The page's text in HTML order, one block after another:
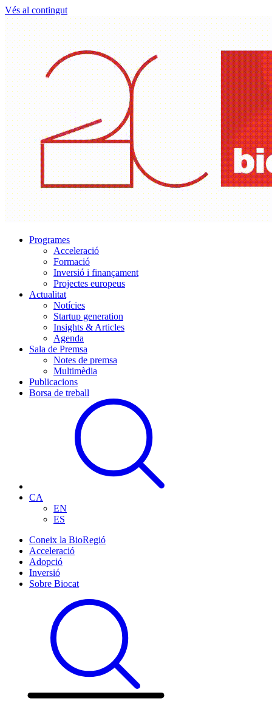
Vés al contingut
Programes
Acceleració
Formació
Inversió i finançament
Projectes europeus
Actualitat
Notícies
Startup generation
Insights & Articles
Agenda
Sala de Premsa
Notes de premsa
Multimèdia
Publicacions
Borsa de treball
CA
EN
ES
Coneix la BioRegió
Acceleració
Adopció
Inversió
Sobre Biocat